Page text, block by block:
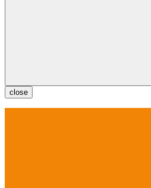
close